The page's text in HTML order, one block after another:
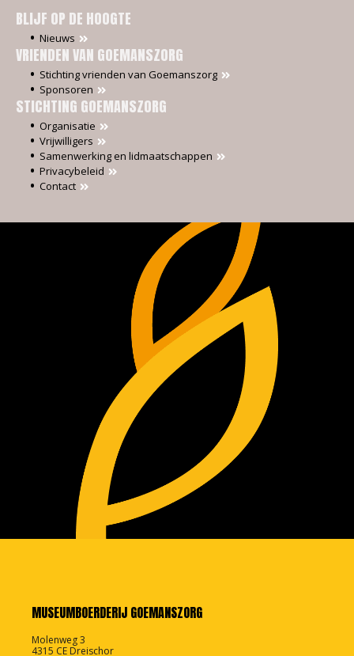
BLIJF OP DE HOOGTE
Nieuws
VRIENDEN VAN GOEMANSZORG
Stichting vrienden van Goemanszorg
Sponsoren
STICHTING GOEMANSZORG
Organisatie
Vrijwilligers
Samenwerking en lidmaatschappen
Privacybeleid
Contact
MUSEUMBOERDERIJ GOEMANSZORG
Molenweg 3
4315 CE Dreischor